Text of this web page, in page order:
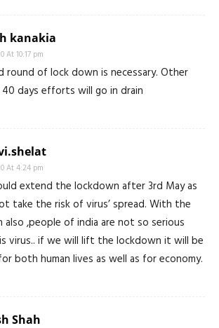
kanakia
At 10:17 pm
round of lock down is necessary. Other
days efforts will go in drain
At 4:24 pm
extend the lockdown after 3rd May as
take the risk of virus’ spread. With the
also ,people of india are not so serious
virus.. if we will lift the lockdown it will be
both human lives as well as for economy.
Shah